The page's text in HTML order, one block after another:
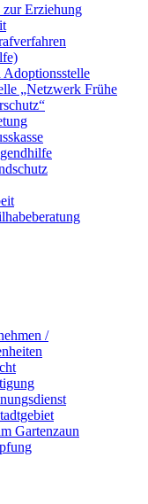
Erziehung
„Netzwerk Frühe
/
Gartenzaun